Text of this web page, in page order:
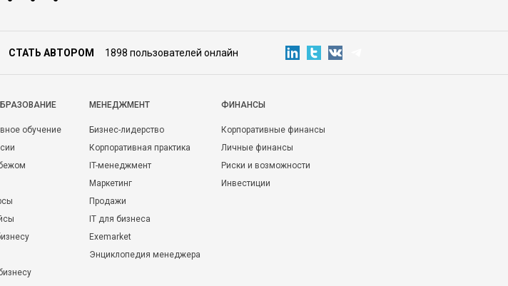
СТАТЬ АВТОРОМ 1898 пользователей онлайн
обучение
МЕНЕДЖМЕНТ
Бизнес-лидерство
Корпоративная практика
IT-менеджмент
Маркетинг
Продажи
IT для бизнеса
Exemarket
Энциклопедия менеджера
ФИНАНСЫ
Корпоративные финансы
Личные финансы
Риски и возможности
Инвестиции